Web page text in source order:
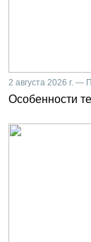
2 августа 2026 г. —
Особенности